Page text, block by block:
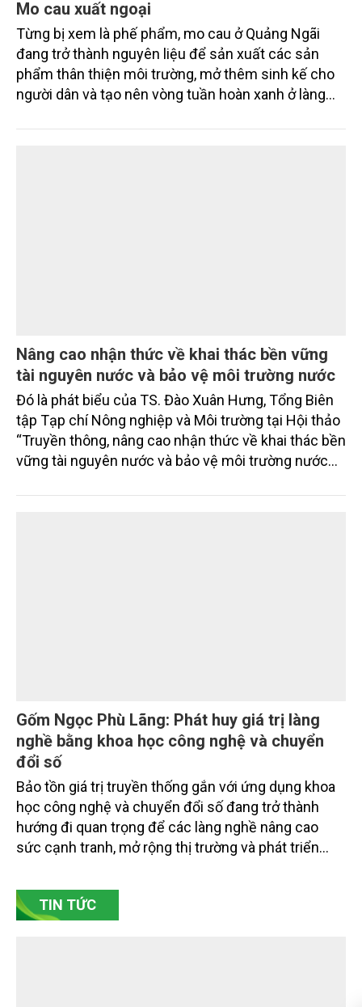
Mo cau xuất ngoại
Từng bị xem là phế phẩm, mo cau ở Quảng Ngãi
đang trở thành nguyên liệu để sản xuất các sản
phẩm thân thiện môi trường, mở thêm sinh kế cho
người dân và tạo nên vòng tuần hoàn xanh ở làng
chén, dĩa... từ mo cau đã được thị trường trong nước
các đơn vị thuộc Bộ Nông nghiệp và Môi trường,
chuyên gia, nhà khoa học, Sở Nông nghiệp và Môi
trường tỉnh Lai Châu và đại diện các cơ quan đơn vị
doanh nghiệp ở các tỉnh miền núi phía Bắc.
Gốm Ngọc Phù Lãng: Phát huy giá trị làng
nghề bằng khoa học công nghệ và chuyển